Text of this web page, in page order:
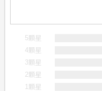
5顆星
4顆星
3顆星
2顆星
1顆星